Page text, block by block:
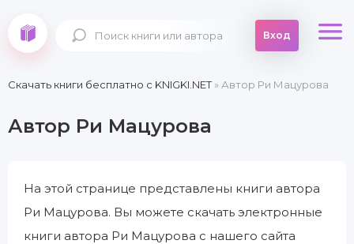
Вход
Скачать книги бесплатно c KNIGKI.NET» Автор Ри Мацурова
Автор Ри Мацурова
На этой странице представлены книги автора
Ри Мацурова. Вы можете скачать электронные
книги автора Ри Мацурова с нашего сайта